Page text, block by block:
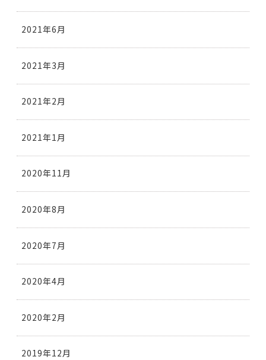
2021年6月
2021年3月
2021年2月
2021年1月
2020年11月
2020年8月
2020年7月
2020年4月
2020年2月
2019年12月